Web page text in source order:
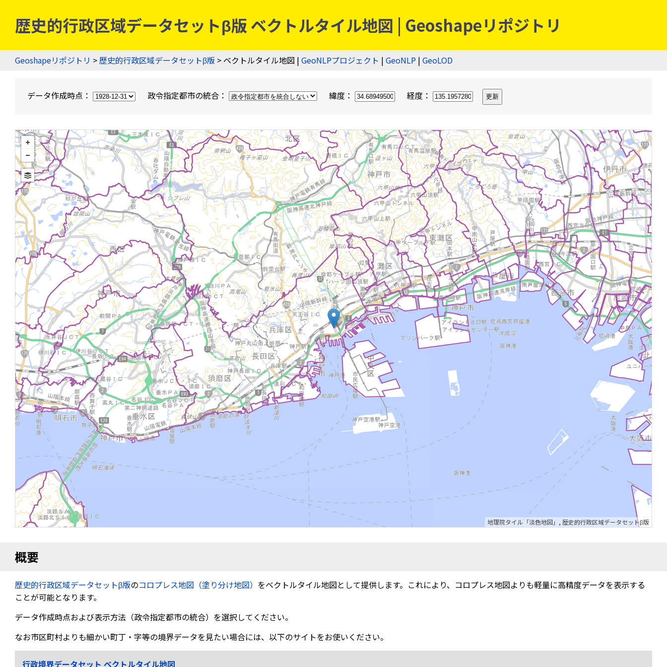
歴史的行政区域データセットβ版 ベクトルタイル地図 | Geoshapeリポジトリ
Geoshapeリポジトリ >歴史的行政区域データセットβ版 > ベクトルタイル地図 | GeoNLPプロジェクト | GeoNLP | GeoLOD
データ作成時点： 政令指定都市の統合： 緯度： 経度：
地理院タイル「淡色地図」 , 歴史的行政区域データセットβ版
概要
歴史的行政区域データセットβ版のコロプレス地図（塗り分け地図） をベクトルタイル地図として提供します。これにより、コロプレス地図よりも軽量に高精度データを表示する
ことが可能となります。
データ作成時点および表示方法（政令指定都市の統合）を選択してください。
なお市区町村よりも細かい町丁・字等の境界データを見たい場合には、以下のサイトをお使いください。
行政境界データセット ベクトルタイル地図